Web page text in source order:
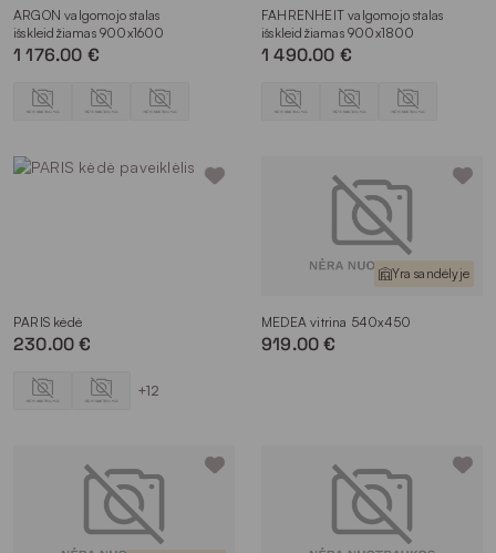
ARGON valgomojo stalas
išskleidžiamas 900x1600
1 176.00 €
FAHRENHEIT valgomojo stalas
išskleidžiamas 900x1800
1 490.00 €
PARIS kėdė
230.00 €
+12
Yra sandėlyje
MEDEA vitrina 540x450
919.00 €